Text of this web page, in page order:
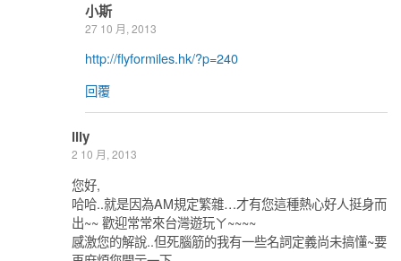
小斯
27 10 月, 2013
http://flyformiles.hk/?p=240
回覆
illy
2 10 月, 2013
您好,
哈哈..就是因為AM規定繁雜…才有您這種熱心好人挺身而
出~~ 歡迎常常來台灣遊玩ㄚ~~~~
感激您的解說..但死腦筋的我有一些名詞定義尚未搞懂~要